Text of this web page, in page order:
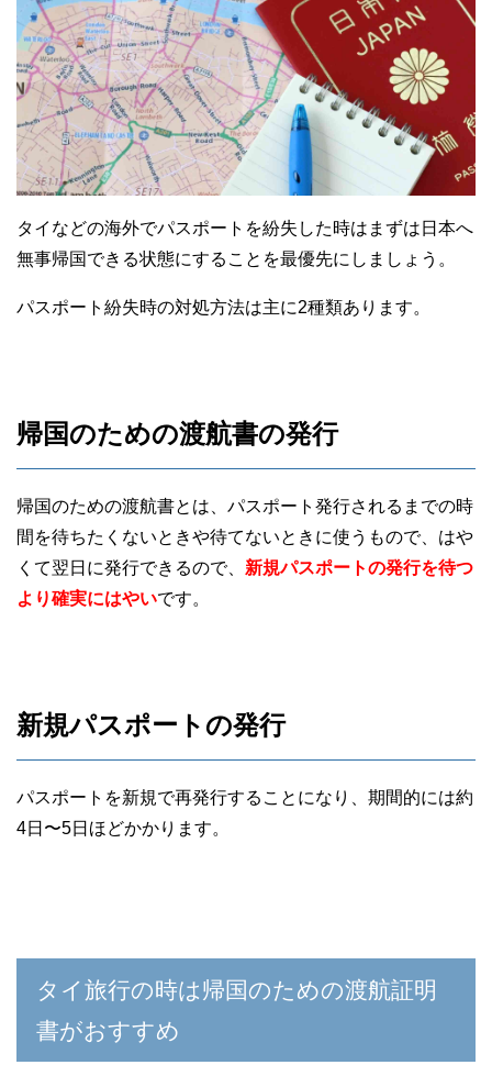
タイなどの海外でパスポートを紛失した時はまずは日本へ
無事帰国できる状態にすることを最優先にしましょう。
パスポート紛失時の対処方法は主に2種類あります。
帰国のための渡航書の発行
帰国のための渡航書とは、パスポート発行されるまでの時
間を待ちたくないときや待てないときに使うもので、はや
くて翌日に発行できるので、 新規パスポートの発行を待つ
より確実にはやいです。
新規パスポートの発行
パスポートを新規で再発行することになり、期間的には約
4日〜5日ほどかかります。
タイ旅行の時は帰国のための渡航証明
書がおすすめ